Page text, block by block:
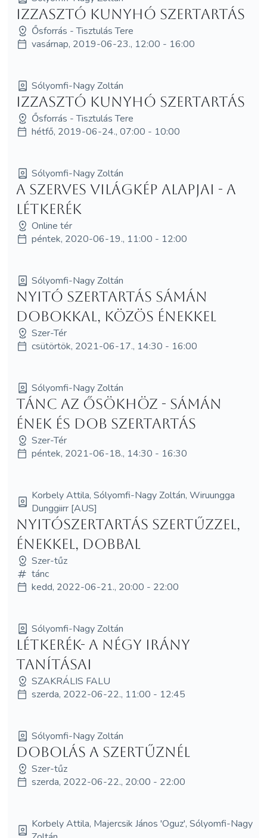
Izzasztó Kunyhó Szertartás
Ősforrás - Tisztulás Tere
vasárnap, 2019-06-23., 12:00 - 16:00
Sólyomfi-Nagy Zoltán
Izzasztó Kunyhó Szertartás
Ősforrás - Tisztulás Tere
hétfő, 2019-06-24., 07:00 - 10:00
Sólyomfi-Nagy Zoltán
A szerves világkép alapjai - a
Létkerék
Online tér
péntek, 2020-06-19., 11:00 - 12:00
Sólyomfi-Nagy Zoltán
Nyitó szertartás sámán
dobokkal, közös énekkel
Szer-Tér
csütörtök, 2021-06-17., 14:30 - 16:00
Sólyomfi-Nagy Zoltán
Tánc az Ősökhöz - sámán
ének és dob szertartás
Szer-Tér
péntek, 2021-06-18., 14:30 - 16:30
Korbely Attila, Sólyomfi-Nagy Zoltán, Wiruungga
Dunggiirr [AUS]
Nyitószertartás Szertűzzel,
énekkel, dobbal
Szer-tűz
tánc
kedd, 2022-06-21., 20:00 - 22:00
Sólyomfi-Nagy Zoltán
Létkerék- a négy irány
tanításai
SZAKRÁLIS FALU
szerda, 2022-06-22., 11:00 - 12:45
Sólyomfi-Nagy Zoltán
Dobolás a szertűznél
Szer-tűz
szerda, 2022-06-22., 20:00 - 22:00
Korbely Attila, Majercsik János 'Oguz', Sólyomfi-Nagy